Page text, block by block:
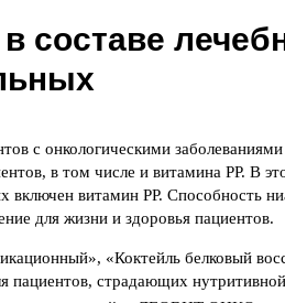
составе
с онкологическими
в том числе и витамина РР. В
включен витамин РР. Способность
для жизни и здоровья пациентов.
«Коктейль белковый
пациентов, страдающих